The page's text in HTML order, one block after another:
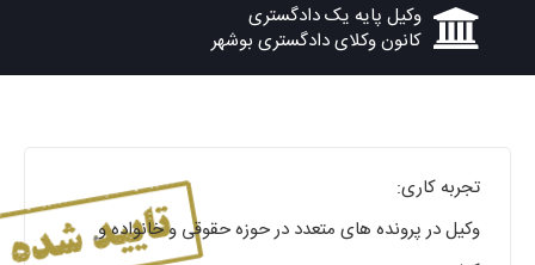
وکیل پایه یک دادگستری
کانون وکلای دادگستری بوشهر
تجربه کاری:
وکیل در پرونده های متعدد در حوزه حقوقی و خانواده و